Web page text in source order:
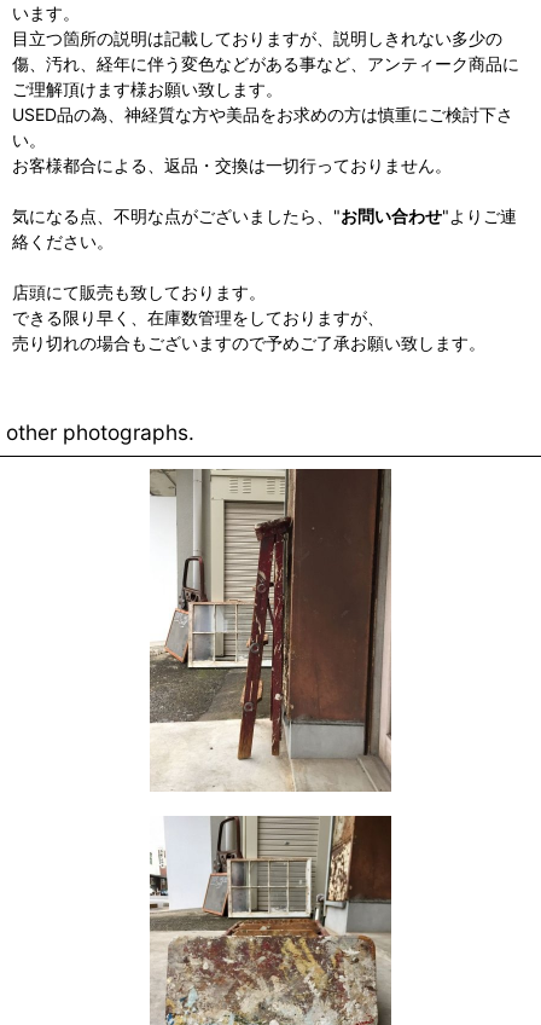
います。
目立つ箇所の説明は記載しておりますが、説明しきれない多少の
傷、汚れ、経年に伴う変色などがある事など、アンティーク商品に
ご理解頂けます様お願い致します。
USED品の為、神経質な方や美品をお求めの方は慎重にご検討下さ
い。
お客様都合による、返品・交換は一切行っておりません。
気になる点、不明な点がございましたら、"お問い合わせ"よりご連
絡ください。
店頭にて販売も致しております。
できる限り早く、在庫数管理をしておりますが、
売り切れの場合もございますので予めご了承お願い致します。
other photographs.